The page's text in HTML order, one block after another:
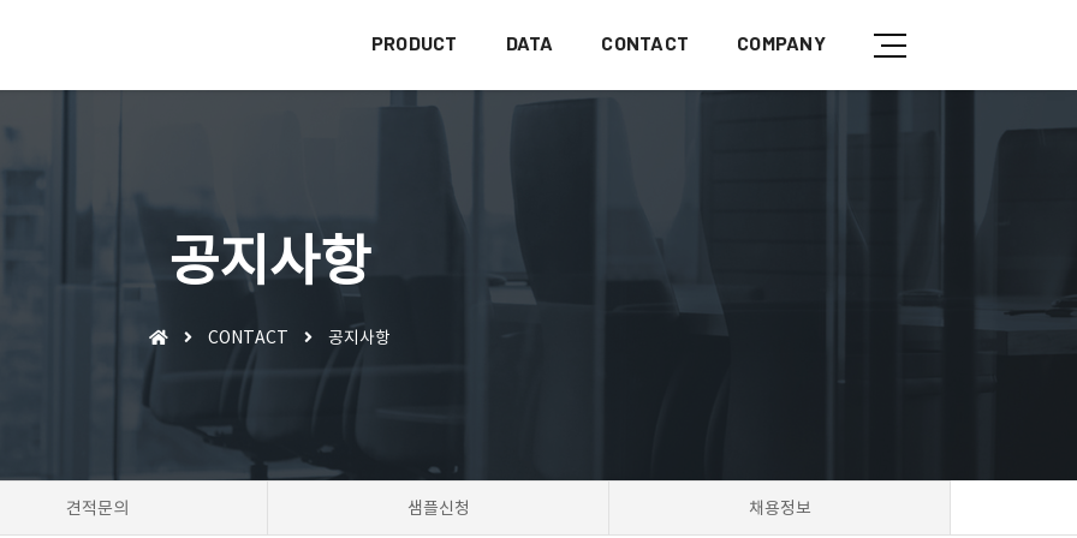
PRODUCT DATA CONTACT COMPANY
공지사항
CONTACT 공지사항
견적문의 샘플신청 채용정보